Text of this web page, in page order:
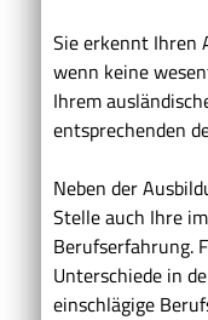
Sie erkennt Ihren
wenn keine
Ihrem
entsprechenden
Neben der
Stelle auch Ihre
Berufserfahrung.
Unterschiede in
einschlägige